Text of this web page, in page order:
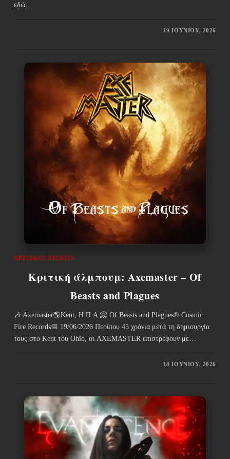
εδώ…
19 ΙΟΥΝΊΟΥ, 2026
ΚΡΙΤΙΚΈΣ ΔΊΣΚΩΝ
Κριτική άλμπουμ: Axemaster – Of
Beasts and Plagues
🎶 Axemaster🌎Kent, Η.Π.Α.📀 Of Beasts and Plagues® Cosmic
Fire Records📅 19/06/2026 Περίπου 45 χρόνια μετά τη δημιουργία
τους στο Kent του Ohio, οι AXEMASTER επιστρέφουν με…
18 ΙΟΥΝΊΟΥ, 2026